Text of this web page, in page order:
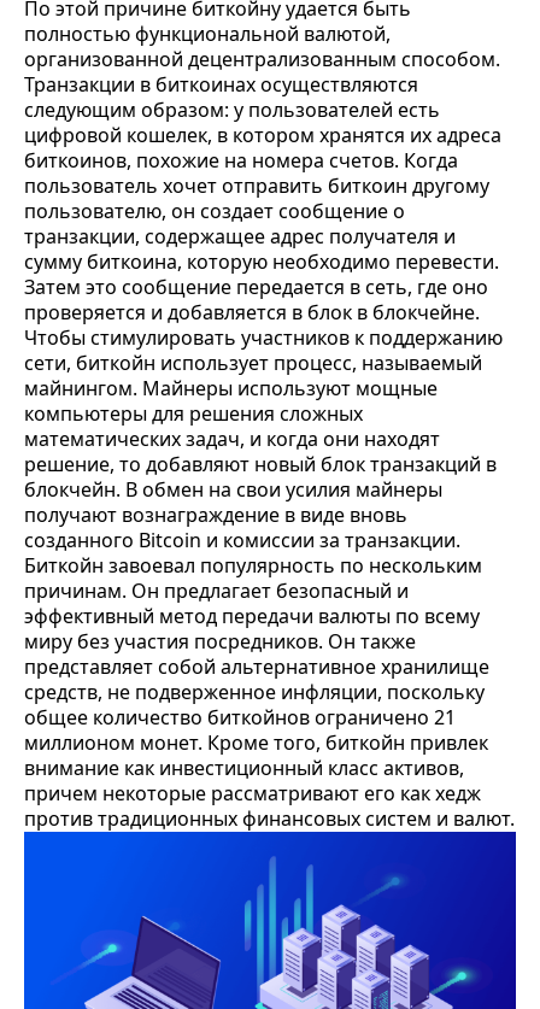
По этой причине биткойну удается быть
полностью функциональной валютой,
организованной децентрализованным способом.
Транзакции в биткоинах осуществляются
следующим образом: у пользователей есть
цифровой кошелек, в котором хранятся их адреса
биткоинов, похожие на номера счетов. Когда
пользователь хочет отправить биткоин другому
пользователю, он создает сообщение о
транзакции, содержащее адрес получателя и
сумму биткоина, которую необходимо перевести.
Затем это сообщение передается в сеть, где оно
проверяется и добавляется в блок в блокчейне.
Чтобы стимулировать участников к поддержанию
сети, биткойн использует процесс, называемый
майнингом. Майнеры используют мощные
компьютеры для решения сложных
математических задач, и когда они находят
решение, то добавляют новый блок транзакций в
блокчейн. В обмен на свои усилия майнеры
получают вознаграждение в виде вновь
созданного Bitcoin и комиссии за транзакции.
Биткойн завоевал популярность по нескольким
причинам. Он предлагает безопасный и
эффективный метод передачи валюты по всему
миру без участия посредников. Он также
представляет собой альтернативное хранилище
средств, не подверженное инфляции, поскольку
общее количество биткойнов ограничено 21
миллионом монет. Кроме того, биткойн привлек
внимание как инвестиционный класс активов,
причем некоторые рассматривают его как хедж
против традиционных финансовых систем и валют.